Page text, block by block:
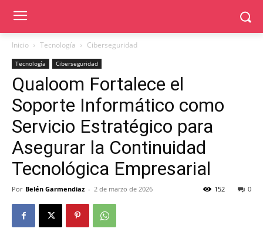
Inicio Tecnología Ciberseguridad
Tecnología Ciberseguridad
Qualoom Fortalece el
Soporte Informático como
Servicio Estratégico para
Asegurar la Continuidad
Tecnológica Empresarial
Por Belén Garmendiaz - 2 de marzo de 2026 0
152